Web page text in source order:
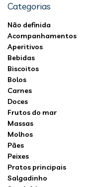
Categorias
Não definida
Acompanhamentos
Aperitivos
Bebidas
Biscoitos
Bolos
Carnes
Doces
Frutos do mar
Massas
Molhos
Pães
Peixes
Pratos principais
Salgadinho